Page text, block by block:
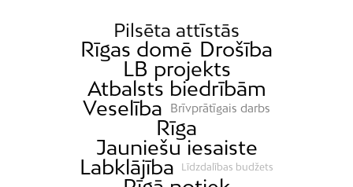
Pilsēta attīstās
Rīgas domē Drošība
LB projekts
Atbalsts biedrībām
Veselība
Brīvprātīgais darbs
Rīga
Jauniešu iesaiste
Labklājība
Līdzdalības budžets